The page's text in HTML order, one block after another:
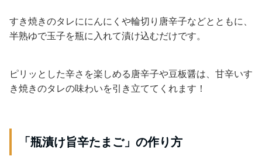
すき焼きのタレににんにくや輪切り唐辛子などとともに、
半熟ゆで玉子を瓶に入れて漬け込むだけです。
ピリッとした辛さを楽しめる唐辛子や豆板醤は、甘辛いす
き焼きのタレの味わいを引き立ててくれます！
「瓶漬け旨辛たまご」の作り方